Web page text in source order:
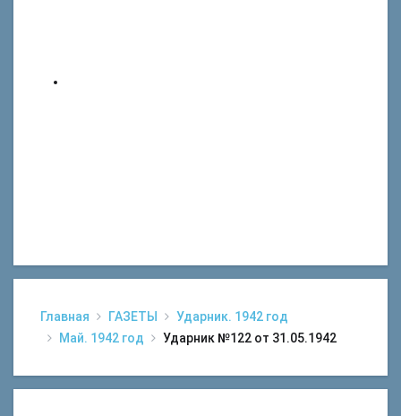
Главная ГАЗЕТЫ
Ударник. 1942 год
Май. 1942 год
Ударник №122 от 31.05.1942